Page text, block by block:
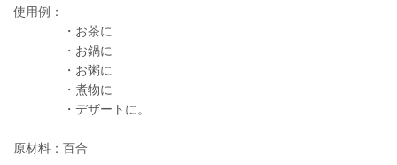
使用例：
・お茶に
・お鍋に
・お粥に
・煮物に
・デザートに。
原材料：百合